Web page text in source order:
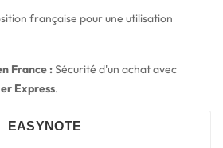
française pour une utilisation
France :Sécurité d'un achat avec
Express.
EASYNOTE